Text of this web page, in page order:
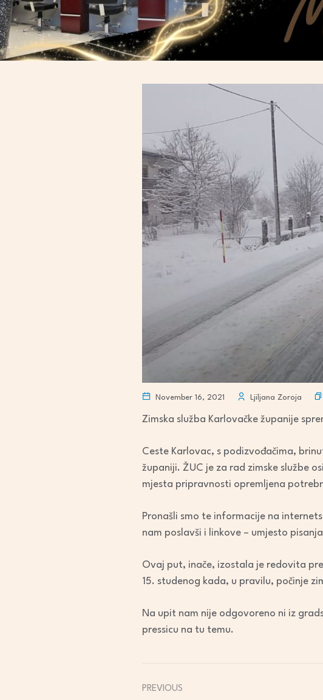
November 16, 2021 Ljiljana Zoroja
Zimska služba Karlovačke županije
Ceste Karlovac, s podizvođačima,
županiji. ŽUC je za rad zimske službe
mjesta pripravnosti opremljena
Pronašli smo te informacije na
nam poslavši i linkove – umjesto
Ovaj put, inače, izostala je redovita
15. studenog kada, u pravilu, počinje
Na upit nam nije odgovoreno ni iz
pressicu na tu temu.
PREVIOUS